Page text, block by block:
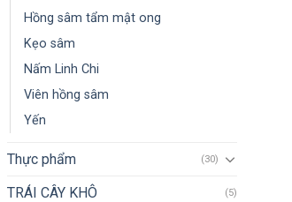
Hồng sâm tẩm mật ong
Kẹo sâm
Nấm Linh Chi
Viên hồng sâm
Yến
Thực phẩm (30)
TRÁI CÂY KHÔ (5)